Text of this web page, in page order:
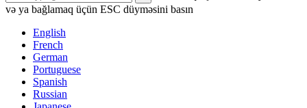
və ya bağlamaq üçün ESC düyməsini basın
English
French
German
Portuguese
Spanish
Russian